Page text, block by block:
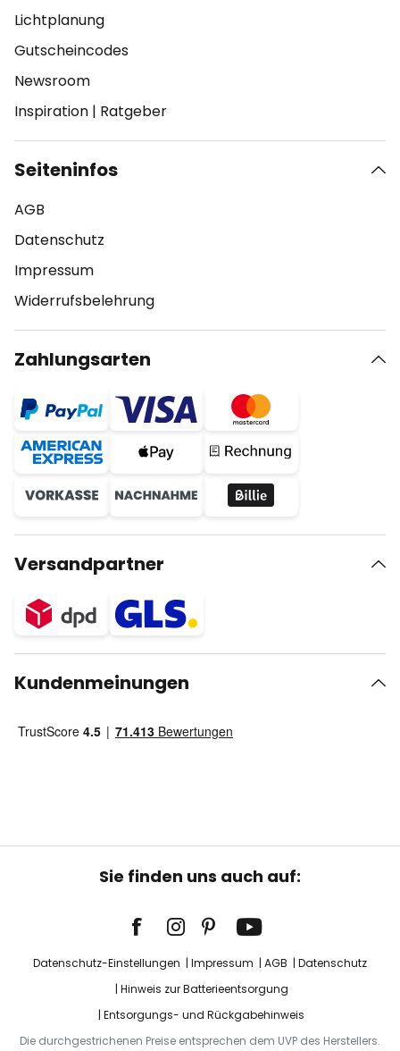
Lichtplanung
Gutscheincodes
Newsroom
Inspiration | Ratgeber
Seiteninfos
AGB
Datenschutz
Impressum
Widerrufsbelehrung
Zahlungsarten
Versandpartner
Kundenmeinungen
Sie finden uns auch auf:
Datenschutz-Einstellungen Impressum AGB
Datenschutz
Hinweis zur Batterieentsorgung
Entsorgungs- und Rückgabehinweis
Die durchgestrichenen Preise entsprechen dem UVP des Herstellers.